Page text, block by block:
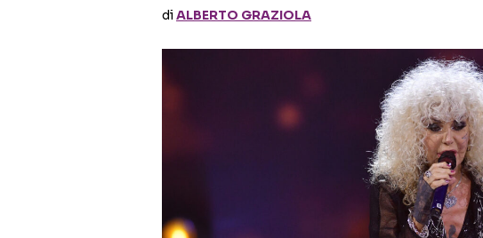
diALBERTO GRAZIOLA